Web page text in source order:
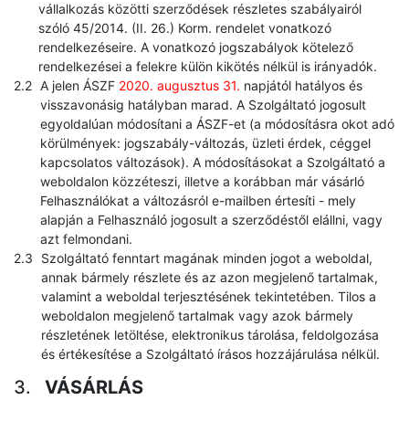
vállalkozás közötti szerződések részletes szabályairól
szóló 45/2014. (II. 26.) Korm. rendelet vonatkozó
rendelkezéseire. A vonatkozó jogszabályok kötelező
rendelkezései a felekre külön kikötés nélkül is irányadók.
A jelen ÁSZF 2020. augusztus 31. napjától hatályos és
visszavonásig hatályban marad. A Szolgáltató jogosult
egyoldalúan módosítani a ÁSZF-et (a módosításra okot adó
körülmények: jogszabály-változás, üzleti érdek, céggel
kapcsolatos változások). A módosításokat a Szolgáltató a
weboldalon közzéteszi, illetve a korábban már vásárló
Felhasználókat a változásról e-mailben értesíti - mely
alapján a Felhasználó jogosult a szerződéstől elállni, vagy
azt felmondani.
Szolgáltató fenntart magának minden jogot a weboldal,
annak bármely részlete és az azon megjelenő tartalmak,
valamint a weboldal terjesztésének tekintetében. Tilos a
weboldalon megjelenő tartalmak vagy azok bármely
részletének letöltése, elektronikus tárolása, feldolgozása
és értékesítése a Szolgáltató írásos hozzájárulása nélkül.
VÁSÁRLÁS